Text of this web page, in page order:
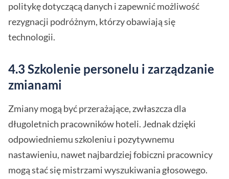
politykę dotyczącą danych i zapewnić możliwość
rezygnacji podróżnym, którzy obawiają się
technologii.
4.3 Szkolenie personelu i zarządzanie
zmianami
Zmiany mogą być przerażające, zwłaszcza dla
długoletnich pracowników hoteli. Jednak dzięki
odpowiedniemu szkoleniu i pozytywnemu
nastawieniu, nawet najbardziej fobiczni pracownicy
mogą stać się mistrzami wyszukiwania głosowego.